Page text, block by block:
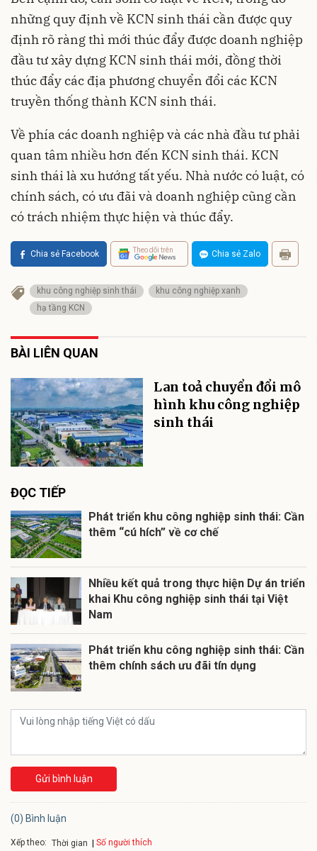
những quy định về KCN sinh thái cần được quy
định rõ ràng thì mới thúc đẩy được doanh nghiệp
đầu tư xây dựng KCN sinh thái mới, đồng thời
thúc đẩy các địa phương chuyển đổi các KCN
truyền thống thành KCN sinh thái.
Về phía các doanh nghiệp và các nhà đầu tư phải
quan tâm nhiều hơn đến KCN sinh thái. KCN
sinh thái là xu hướng tất yếu. Nhà nước có luật, có
chính sách, có ưu đãi và doanh nghiệp cũng cần
có trách nhiệm thực hiện và thúc đẩy.
Chia sẻ Facebook Theo dõi trên Chia sẻ Zalo
khu công nghiệp sinh thái
khu công nghiệp xanh
hạ tầng KCN
BÀI LIÊN QUAN
Lan toả chuyển đổi mô
hình khu công nghiệp
sinh thái
ĐỌC TIẾP
Phát triển khu công nghiệp sinh thái: Cần
thêm “cú hích” về cơ chế
Nhiều kết quả trong thực hiện Dự án triển
khai Khu công nghiệp sinh thái tại Việt
Nam
Phát triển khu công nghiệp sinh thái: Cần
thêm chính sách ưu đãi tín dụng
Gửi bình luận
(0) Bình luận
Xếp theo: Thời gian Số người thích